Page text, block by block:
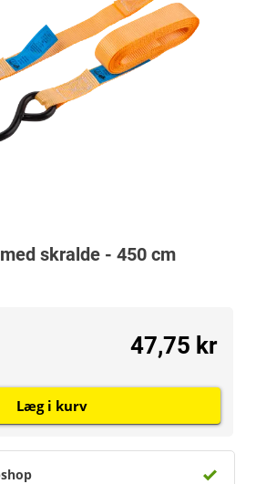
skralde - 450 cm
47,75 kr
Læg i kurv